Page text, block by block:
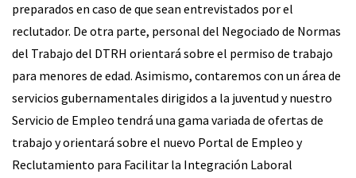
preparados en caso de que sean entrevistados por el
reclutador. De otra parte, personal del Negociado de Normas
del Trabajo del DTRH orientará sobre el permiso de trabajo
para menores de edad. Asimismo, contaremos con un área de
servicios gubernamentales dirigidos a la juventud y nuestro
Servicio de Empleo tendrá una gama variada de ofertas de
trabajo y orientará sobre el nuevo Portal de Empleo y
Reclutamiento para Facilitar la Integración Laboral